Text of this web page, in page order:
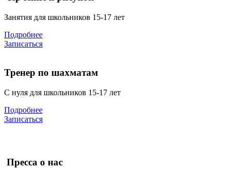
Занятия для школьников 15-17 лет
Подробнее
Записаться
Тренер по шахматам
С нуля для школьников 15-17 лет
Подробнее
Записаться
Пресса о нас